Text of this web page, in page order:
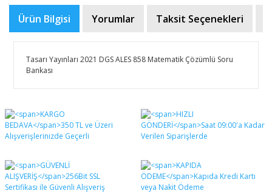
Ürün Bilgisi Yorumlar Taksit Seçenekleri
Tasarı Yayınları 2021 DGS ALES 858 Matematik Çözümlü Soru
Bankası
Bu ürüne ilk yorumu siz yapın!
Yorum Yaz
Bu ürünün fiyat bilgisi, resim, ürün açıklamalarında ve
diğer konularda yetersiz gördüğünüz noktaları öneri
formunu kullanarak tarafımıza iletebilirsiniz.
Görüş ve önerileriniz için teşekkür ederiz.
Ürün resmi kalitesiz, bozuk veya görüntülenemiyor.
Ürün açıklamasında eksik bilgiler bulunuyor.